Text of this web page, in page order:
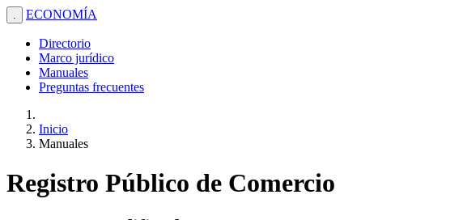
. ECONOMÍA
Directorio
Marco jurídico
Manuales
Preguntas frecuentes
Inicio
Manuales
Registro Público de Comercio